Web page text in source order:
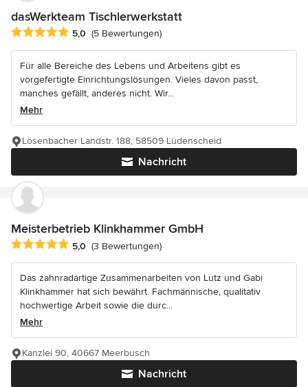
dasWerkteam Tischlerwerkstatt
Durchschnittliche Bewertung: 5 von 5 Sternen
5,0 (5 Bewertungen)
Für alle Bereiche des Lebens und Arbeitens gibt es
vorgefertigte Einrichtungslösungen. Vieles davon passt,
manches gefällt, anderes nicht. Wir...
Mehr
Nachricht
Lösenbacher Landstr. 188, 58509 Lüdenscheid
Meisterbetrieb Klinkhammer GmbH
Durchschnittliche Bewertung: 5 von 5 Sternen
5,0 (3 Bewertungen)
Das zahnradartige Zusammenarbeiten von Lutz und Gabi
Klinkhammer hat sich bewährt. Fachmännische, qualitativ
hochwertige Arbeit sowie die durc...
Mehr
Nachricht
Kanzlei 90, 40667 Meerbusch